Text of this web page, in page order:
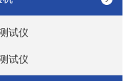
试仪
试仪